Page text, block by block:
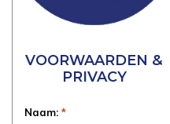
VOORWAARDEN &
PRIVACY
Naam: *